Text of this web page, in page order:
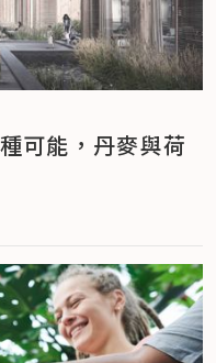
可能，丹麥與荷